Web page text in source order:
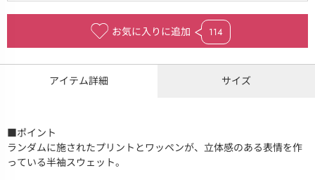
お気に入りに追加 114
アイテム詳細 サイズ
■ポイント
ランダムに施されたプリントとワッペンが、立体感のある表情を作
っている半袖スウェット。